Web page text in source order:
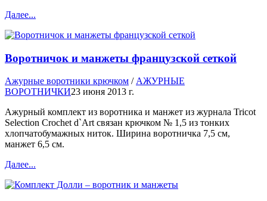
Далее...
Воротничок и манжеты французской сеткой
Ажурные воротники крючком / АЖУРНЫЕ
ВОРОТНИЧКИ23 июня 2013 г.
Ажурный комплект из воротника и манжет из журнала Tricot
Selection Crochet d`Art связан крючком № 1,5 из тонких
хлопчатобумажных ниток. Ширина воротничка 7,5 см,
манжет 6,5 см.
Далее...